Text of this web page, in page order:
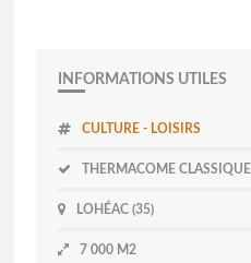
INFORMATIONS UTILES
CULTURE - LOISIRS
THERMACOME CLASSIQUE
LOHÉAC (35)
7 000 M2